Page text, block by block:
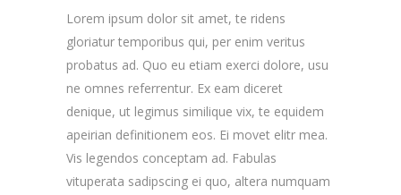
Lorem ipsum dolor sit amet, te ridens
gloriatur temporibus qui, per enim veritus
probatus ad. Quo eu etiam exerci dolore, usu
ne omnes referrentur. Ex eam diceret
denique, ut legimus similique vix, te equidem
apeirian definitionem eos. Ei movet elitr mea.
Vis legendos conceptam ad. Fabulas
vituperata sadipscing ei quo, altera numquam